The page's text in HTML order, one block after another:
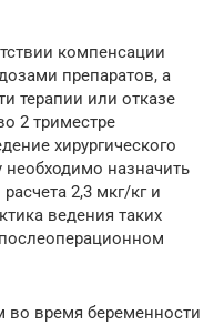
компенсации
препаратов, а
терапии или отказе
2 триместре
хирургического
назначить
2,3 мкг/кг и
ведения таких
время беременности